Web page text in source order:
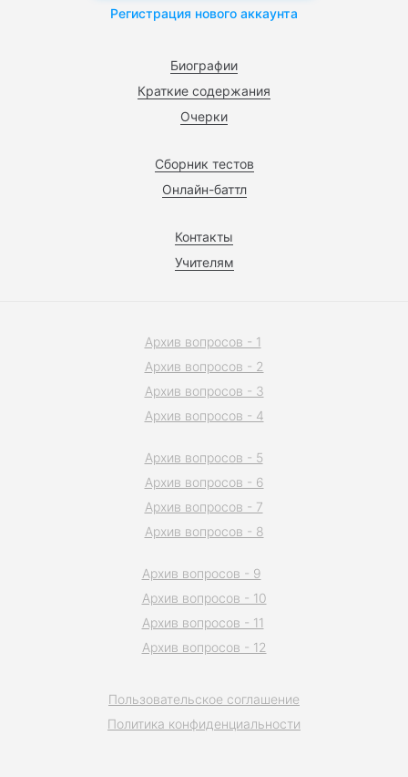
Биографии
Краткие содержания
Очерки
Сборник тестов
Онлайн-баттл
Контакты
Учителям
Регистрация нового аккаунта
Пользовательское соглашение
Политика конфиденциальности
Архив вопросов - 1
Архив вопросов - 2
Архив вопросов - 3
Архив вопросов - 4
Архив вопросов - 5
Архив вопросов - 6
Архив вопросов - 7
Архив вопросов - 8
Архив вопросов - 9
Архив вопросов - 10
Архив вопросов - 11
Архив вопросов - 12